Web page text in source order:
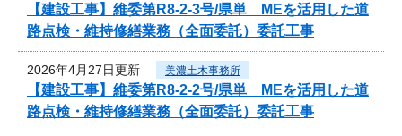
【建設工事】維委第R8-2-3号/県単 MEを活用した道
路点検・維持修繕業務（全面委託）委託工事
2026年4月27日更新 美濃土木事務所
【建設工事】維委第R8-2-2号/県単 MEを活用した道
路点検・維持修繕業務（全面委託）委託工事